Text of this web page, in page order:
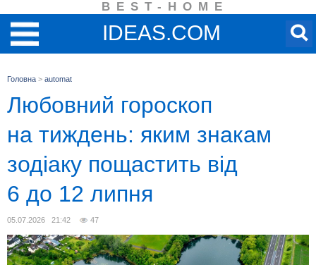
BEST-HOME
IDEAS.COM
Головна > automat
Любовний гороскоп
на тиждень: яким знакам
зодіаку пощастить від
6 до 12 липня
05.07.2026 21:42 47